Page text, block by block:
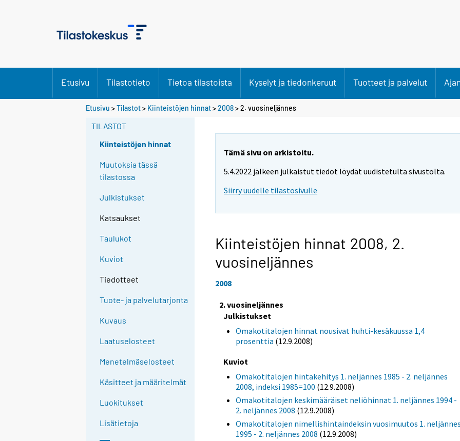
Etusivu Tilastotieto Tietoa tilastoista Kyselyt ja tiedonkeruut Tuotteet ja palvelut
Etusivu >Tilastot> Kiinteistöjen hinnat>2008>2. vuosineljännes
TILASTOT
Kiinteistöjen hinnat
Muutoksia tässä
tilastossa
Julkistukset
Katsaukset
Taulukot
Kuviot
Tiedotteet
Tuote- ja palvelutarjonta
Kuvaus
Laatuselosteet
Menetelmäselosteet
Käsitteet ja määritelmät
Luokitukset
Lisätietoja
Tämä sivu on arkistoitu.
5.4.2022 jälkeen julkaistut tiedot löydät uudistetulta sivustolta.
Siirry uudelle tilastosivulle
Kiinteistöjen hinnat 2008, 2.
vuosineljännes
2008
2. vuosineljännes
Julkistukset
Omakotitalojen hinnat nousivat huhti-kesäkuussa 1,4
prosenttia (12.9.2008)
Kuviot
Omakotitalojen hintakehitys 1. neljännes 1985 - 2. neljännes
2008, indeksi 1985=100 (12.9.2008)
Omakotitalojen keskimääräiset neliöhinnat 1. neljännes 1994 -
2. neljännes 2008 (12.9.2008)
Omakotitalojen nimellishintaindeksin vuosimuutos 1.
1995 - 2. neljännes 2008 (12.9.2008)